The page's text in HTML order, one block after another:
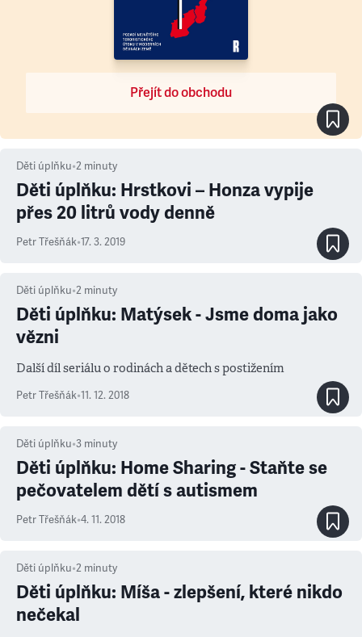
Přejít do obchodu
Děti úplňku•2 minuty
Děti úplňku: Hrstkovi – Honza vypije
přes 20 litrů vody denně
Petr Třešňák•17. 3. 2019
Děti úplňku•2 minuty
Děti úplňku: Matýsek - Jsme doma jako
vězni
Další díl seriálu o rodinách a dětech s postižením
Petr Třešňák•11. 12. 2018
Děti úplňku•3 minuty
Děti úplňku: Home Sharing - Staňte se
pečovatelem dětí s autismem
Petr Třešňák•4. 11. 2018
Děti úplňku•2 minuty
Děti úplňku: Míša - zlepšení, které nikdo
nečekal